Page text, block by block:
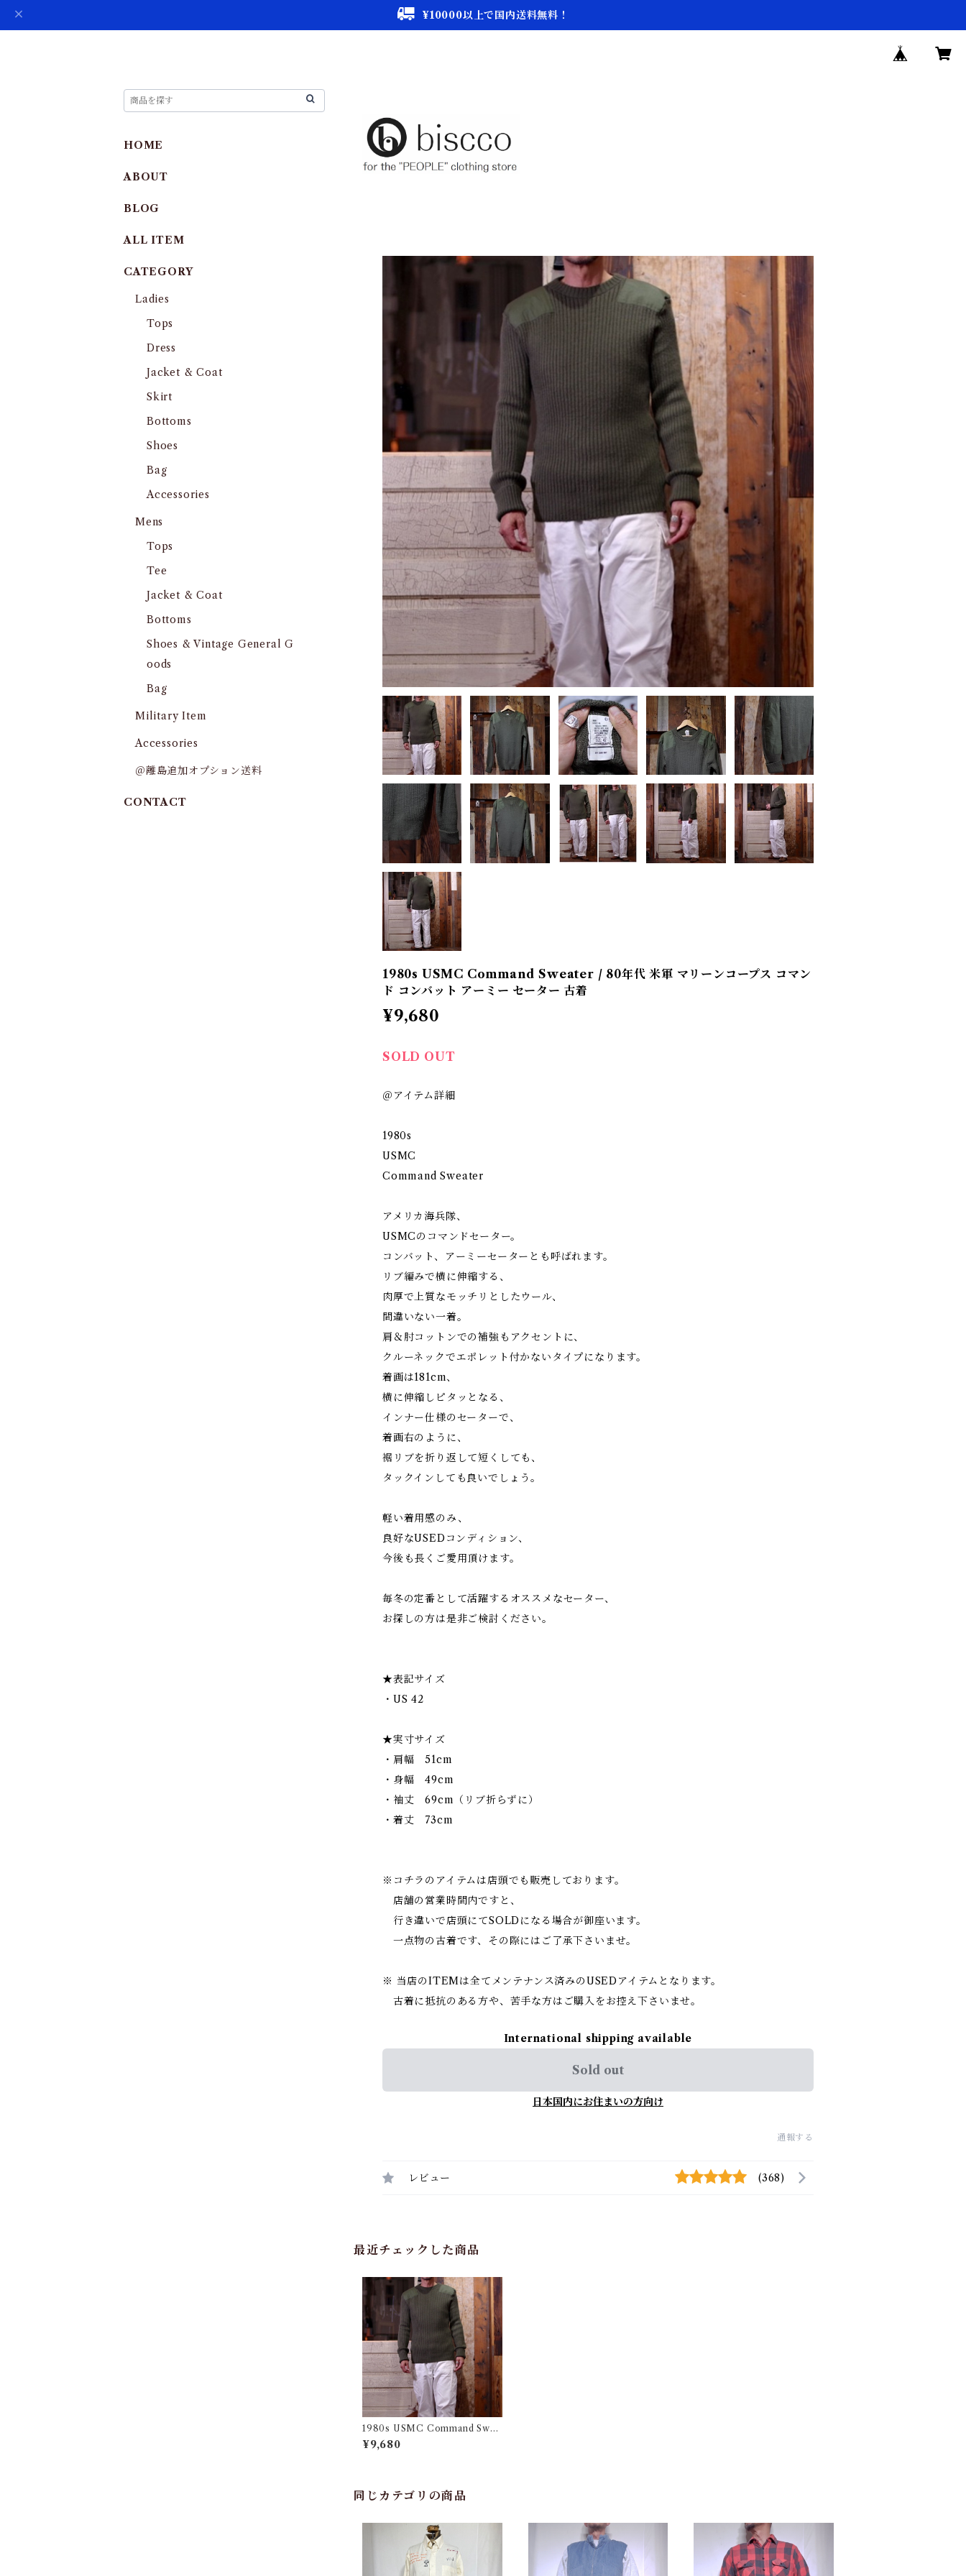
¥10000以上で国内送料無料！
1980s USMC Command Sweater / 80年代 米軍 マリーンコープス コマン
ド コンバット アーミー セーター 古着
¥9,680
SOLD OUT
＠アイテム詳細
1980s
USMC
Command Sweater
アメリカ海兵隊、
USMCのコマンドセーター。
コンバット、アーミーセーターとも呼ばれます。
リブ編みで横に伸縮する、
肉厚で上質なモッチリとしたウール、
間違いない一着。
肩＆肘コットンでの補強もアクセントに、
クルーネックでエポレット付かないタイプになります。
着画は181cm、
横に伸縮しピタッとなる、
インナー仕様のセーターで、
着画右のように、
裾リブを折り返して短くしても、
タックインしても良いでしょう。
軽い着用感のみ、
良好なUSEDコンディション、
今後も長くご愛用頂けます。
毎冬の定番として活躍するオススメなセーター、
お探しの方は是非ご検討ください。
★表記サイズ
・US 42
★実寸サイズ
・肩幅 51cm
・身幅 49cm
・袖丈 69cm（リブ折らずに）
・着丈 73cm
※コチラのアイテムは店頭でも販売しております。
店舗の営業時間内ですと、
行き違いで店頭にてSOLDになる場合が御座います。
一点物の古着です、その際にはご了承下さいませ。
※ 当店のITEMは全てメンテナンス済みのUSEDアイテムとなります。
古着に抵抗のある方や、苦手な方はご購入をお控え下さいませ。
International shipping available
Sold out
日本国内にお住まいの方向け
通報する
レビュー (368)
最近チェックした商品
1980s USMC Command Swea
ter / 80年代 米軍 マリーンコー
プス コマンド コンバット アーミ
¥9,680
同じカテゴリの商品
HOME
ABOUT
BLOG
ALL ITEM
CATEGORY
Ladies
Tops
Dress
Jacket & Coat
Skirt
Bottoms
Shoes
Bag
Accessories
Mens
Tops
Tee
Jacket & Coat
Bottoms
Shoes & Vintage General G
oods
Bag
Military Item
Accessories
＠離島追加オプション送料
CONTACT